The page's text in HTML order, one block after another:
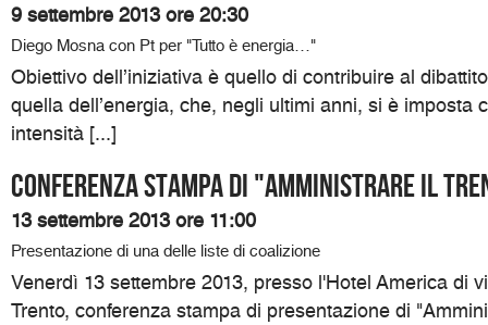
9 settembre 2013 ore 20:30
Diego Mosna con Pt per "Tutto è energia…"
Obiettivo dell’iniziativa è quello di contribuire al
quella dell’energia, che, negli ultimi anni, si è imposta
intensità [...]
Conferenza Stampa di "Amministrare il
13 settembre 2013 ore 11:00
Presentazione di una delle liste di coalizione
Venerdì 13 settembre 2013, presso l'Hotel America di
Trento, conferenza stampa di presentazione di